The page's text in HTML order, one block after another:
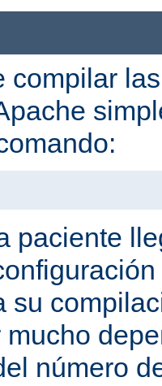
compilar
paciente
su
mucho
número